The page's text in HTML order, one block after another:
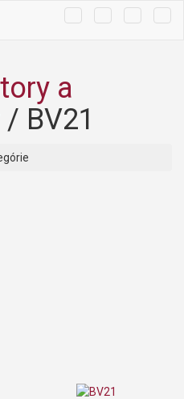
Košík
Hľadať
a
/ BV21